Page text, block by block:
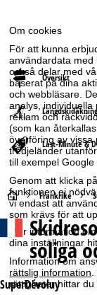
Om cookies
För att kunna
användardata med
också delar med
baserat på dina
och webbläsare.
analys, individuella
reklam och
(som kan
överföring av
tredjeländer
till exempel Google
Genom att klicka
funktionen ej
vi endast att
som krävs för att
Mer information
dina inställningar
Information om
rättslig information
rättigheter hittar
Översikt
Längdskidåkning
Last-Minute &
S
r
Frankrike
soliga
SuperDévoluy